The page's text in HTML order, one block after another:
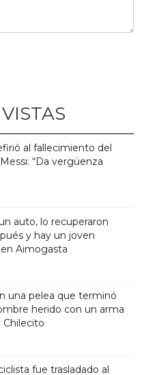
al fallecimiento del
“Da vergüenza
auto, lo recuperaron
y hay un joven
Aimogasta
una pelea que terminó
herido con un arma
Chilecito
fue trasladado al